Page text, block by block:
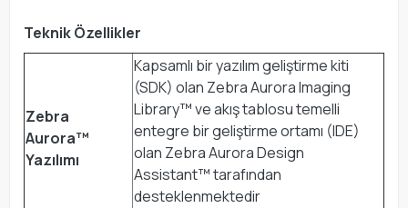
Teknik Özellikler
Zebra
Aurora™
Yazılımı
Kapsamlı bir yazılım geliştirme kiti
(SDK) olan Zebra Aurora Imaging
Library™ ve akış tablosu temelli
entegre bir geliştirme ortamı (IDE)
olan Zebra Aurora Design
Assistant™ tarafından
desteklenmektedir